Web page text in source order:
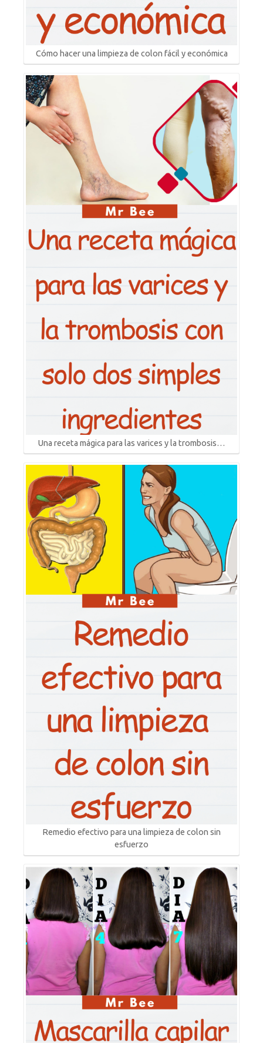
Cómo hacer una limpieza de colon fácil y económica
Una receta mágica para las varices y la trombosis…
Remedio efectivo para una limpieza de colon sin
esfuerzo